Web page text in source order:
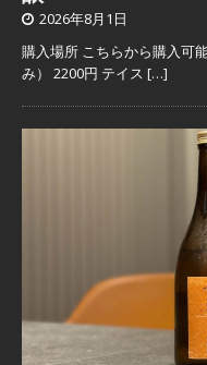
2026年8月1日
購入場所 こちらから購入可
み） 2200円 テイス […]